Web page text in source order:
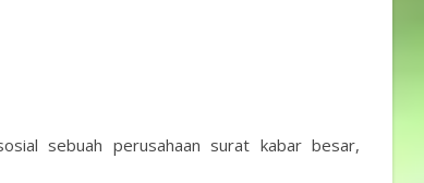
sebuah perusahaan surat kabar besar,